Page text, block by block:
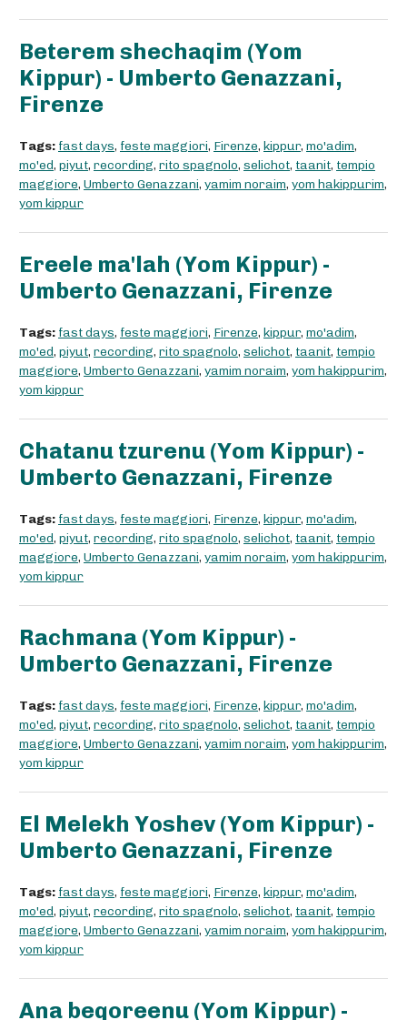
Beterem shechaqim (Yom
Kippur) - Umberto Genazzani,
Firenze
Tags: fast days, feste maggiori, Firenze, kippur, mo'adim,
mo'ed, piyut, recording, rito spagnolo, selichot, taanit, tempio
maggiore, Umberto Genazzani, yamim noraim, yom hakippurim,
yom kippur
Ereele ma'lah (Yom Kippur) -
Umberto Genazzani, Firenze
Tags: fast days, feste maggiori, Firenze, kippur, mo'adim,
mo'ed, piyut, recording, rito spagnolo, selichot, taanit, tempio
maggiore, Umberto Genazzani, yamim noraim, yom hakippurim,
yom kippur
Chatanu tzurenu (Yom Kippur) -
Umberto Genazzani, Firenze
Tags: fast days, feste maggiori, Firenze, kippur, mo'adim,
mo'ed, piyut, recording, rito spagnolo, selichot, taanit, tempio
maggiore, Umberto Genazzani, yamim noraim, yom hakippurim,
yom kippur
Rachmana (Yom Kippur) -
Umberto Genazzani, Firenze
Tags: fast days, feste maggiori, Firenze, kippur, mo'adim,
mo'ed, piyut, recording, rito spagnolo, selichot, taanit, tempio
maggiore, Umberto Genazzani, yamim noraim, yom hakippurim,
yom kippur
El Melekh Yoshev (Yom Kippur) -
Umberto Genazzani, Firenze
Tags: fast days, feste maggiori, Firenze, kippur, mo'adim,
mo'ed, piyut, recording, rito spagnolo, selichot, taanit, tempio
maggiore, Umberto Genazzani, yamim noraim, yom hakippurim,
yom kippur
Ana beqoreenu (Yom Kippur) -